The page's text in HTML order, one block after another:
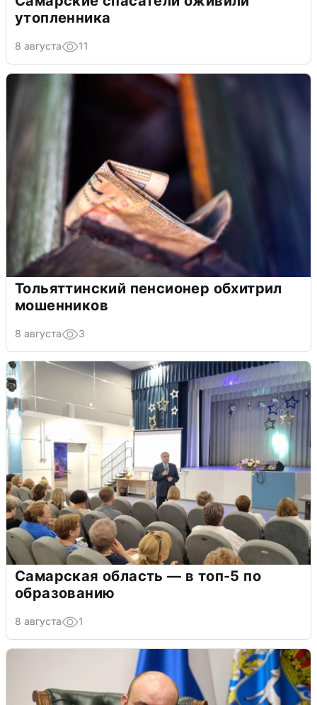
утопленника
8 августа 11
Тольяттинский пенсионер обхитрил
мошенников
8 августа 3
Самарская область — в топ-5 по
образованию
8 августа 1